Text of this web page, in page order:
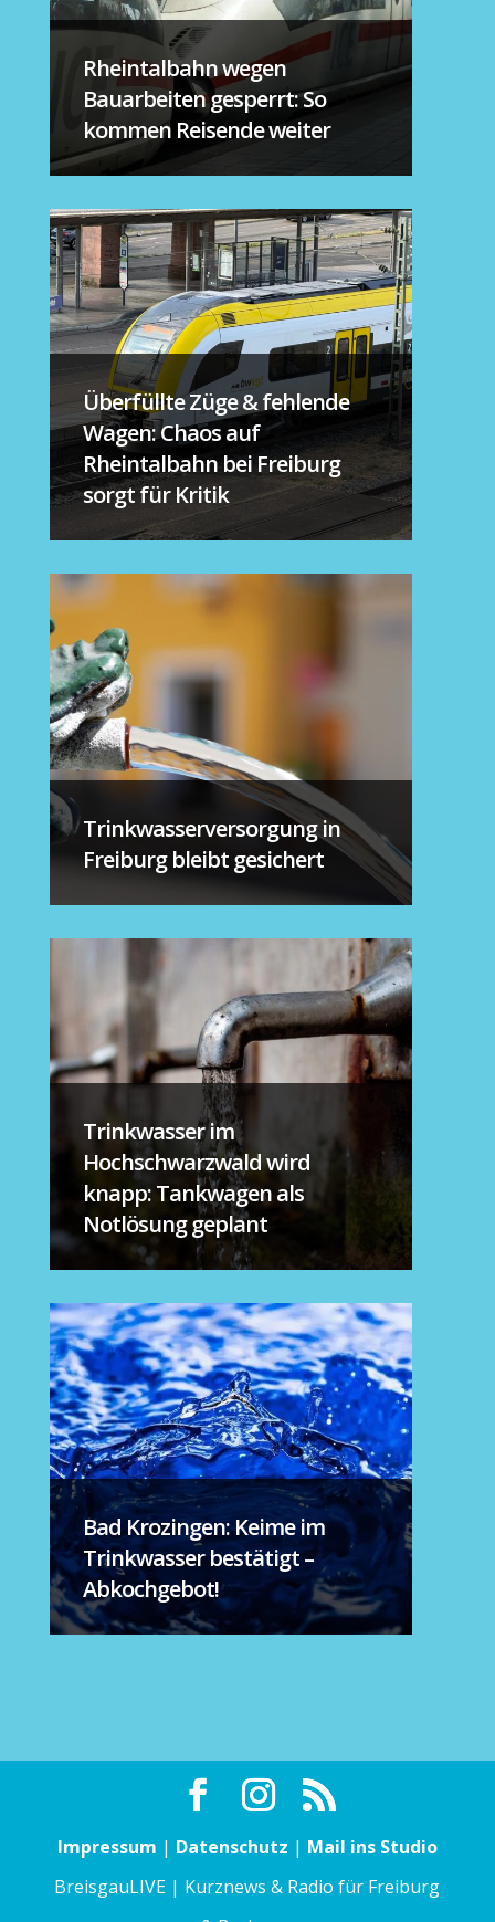
Rheintalbahn wegen
Bauarbeiten gesperrt: So
kommen Reisende weiter
Überfüllte Züge & fehlende
Wagen: Chaos auf
Rheintalbahn bei Freiburg
sorgt für Kritik
Trinkwasserversorgung in
Freiburg bleibt gesichert
Trinkwasser im
Hochschwarzwald wird
knapp: Tankwagen als
Notlösung geplant
Bad Krozingen: Keime im
Trinkwasser bestätigt –
Abkochgebot!
Impressum | Datenschutz | Mail ins Studio
BreisgauLIVE | Kurznews & Radio für Freiburg